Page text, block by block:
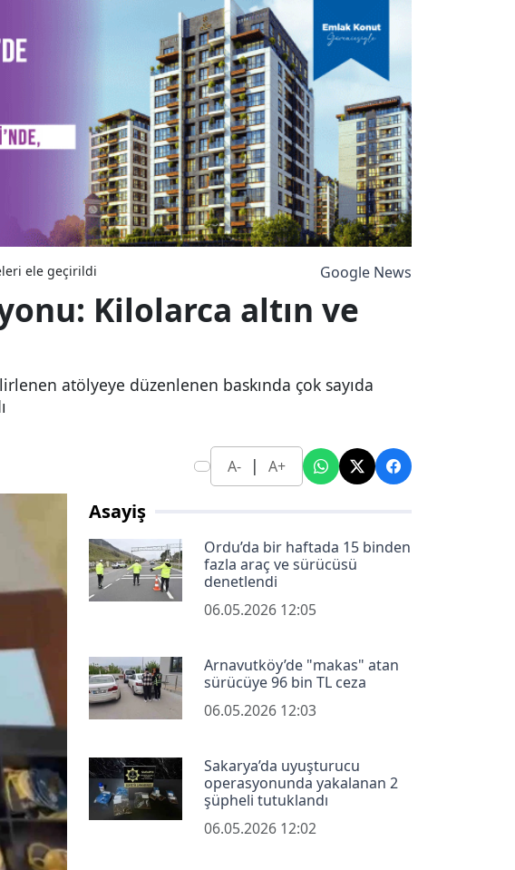
ele geçirildi Google News
Kilolarca altın ve
atölyeye düzenlenen baskında çok sayıda
A- | A+
Asayiş
Ordu’da bir haftada 15 binden
fazla araç ve sürücüsü
denetlendi
06.05.2026 12:05
Arnavutköy’de "makas" atan
sürücüye 96 bin TL ceza
06.05.2026 12:03
Sakarya’da uyuşturucu
operasyonunda yakalanan 2
şüpheli tutuklandı
06.05.2026 12:02